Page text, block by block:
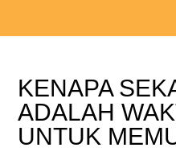
KENAPA
ADALAH
UNTUK